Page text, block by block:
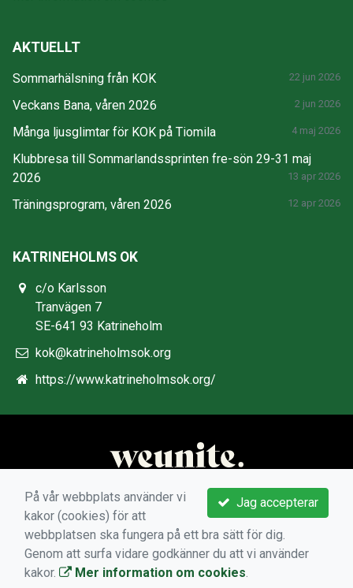
AKTUELLT
Sommarhälsning från KOK 22 jun 2026
Veckans Bana, våren 2026 2 jun 2026
Många ljusglimtar för KOK på Tiomila 4 maj 2026
Klubbresa till Sommarlandssprinten fre-sön 29-31 maj
2026
13 apr 2026
Träningsprogram, våren 2026 12 apr 2026
KATRINEHOLMS OK
c/o Karlsson
Tranvägen 7
SE-641 93 Katrineholm
kok@katrineholmsok.org
https://www.katrineholmsok.org/
Jag accepterar
På vår webbplats använder vi
kakor (cookies) för att
webbplatsen ska fungera på ett bra sätt för dig.
Genom att surfa vidare godkänner du att vi använder
kakor.
Mer information om cookies.